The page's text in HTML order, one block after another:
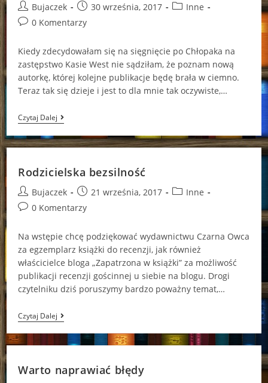
Post
author:
Bujaczek
Post
published:
30 września, 2017
PostInne
Post0 Komentarzy
Kiedy zdecydowałam się na sięgnięcie po Chłopaka na
zastępstwo Kasie West nie sądziłam, że poznam nową
autorkę, której kolejne publikacje będę brała w ciemno.
Teraz tak się dzieje i jest to dla mnie tak oczywiste,…
Czytaj Dalej[Zapowiedź
Patronacka]
Szczęście
W
Kasie
West
Rodzicielska bezsilność
Post
author:
Bujaczek
Post
published:
21 września, 2017
PostInne
Post0 Komentarzy
Na wstępie chcę podziękować wydawnictwu Czarna Owca
za egzemplarz książki do recenzji, jak również
właścicielce bloga „Zapatrzona w książki” za możliwość
publikacji recenzji gościnnej u siebie na blogu. Drogi
czytelniku dziś poruszymy bardzo poważny temat,…
Czytaj DalejRodzicielska
Bezsilność
Warto naprawiać błędy